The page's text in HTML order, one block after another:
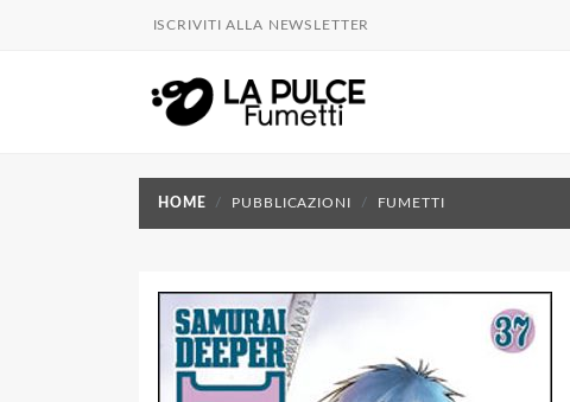
ISCRIVITI ALLA NEWSLETTER
HOME PUBBLICAZIONI FUMETTI